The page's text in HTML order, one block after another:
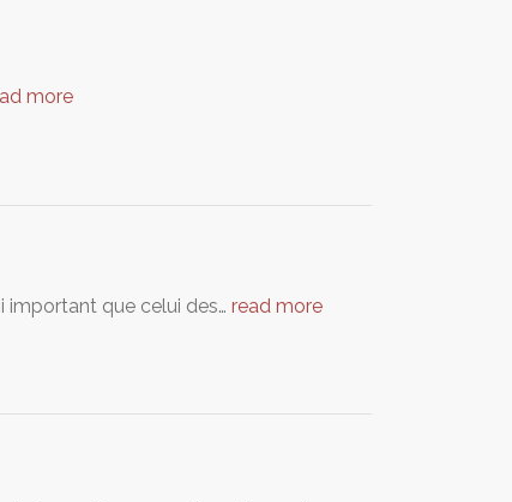
more
important que celui des… read more